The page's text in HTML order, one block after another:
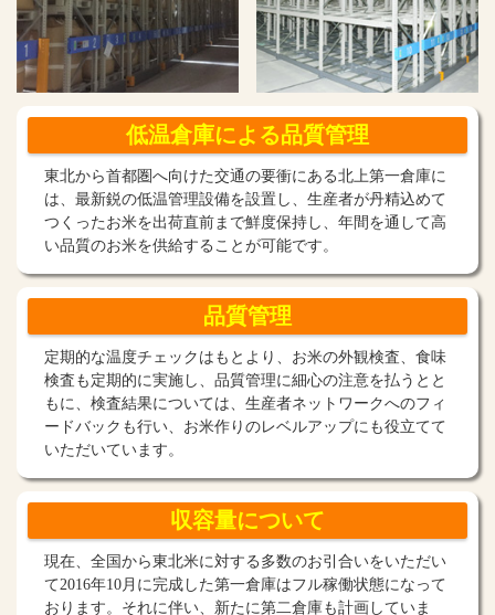
低温倉庫による品質管理
東北から首都圏へ向けた交通の要衝にある北上第一倉庫に
は、最新鋭の低温管理設備を設置し、生産者が丹精込めて
つくったお米を出荷直前まで鮮度保持し、年間を通して高
い品質のお米を供給することが可能です。
品質管理
定期的な温度チェックはもとより、お米の外観検査、食味
検査も定期的に実施し、品質管理に細心の注意を払うとと
もに、検査結果については、生産者ネットワークへのフィ
ードバックも行い、お米作りのレベルアップにも役立てて
いただいています。
収容量について
現在、全国から東北米に対する多数のお引合いをいただい
て2016年10月に完成した第一倉庫はフル稼働状態になって
おります。それに伴い、新たに第二倉庫も計画していま